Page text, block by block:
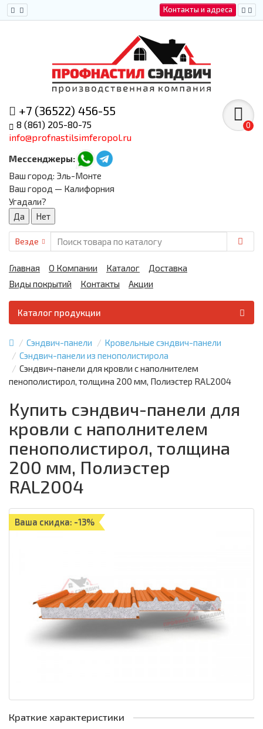
Контакты и адреса
+7 (36522) 456-55
8 (861) 205-80-75
info@profnastilsimferopol.ru
Мессенджеры:
0
Ваш город: Эль-Монте
Ваш город — Калифорния
Угадали?
Везде
Главная О Компании Каталог
Доставка
Виды покрытий
Контакты Акции
Каталог продукции
Сэндвич-панели
Кровельные сэндвич-панели
Сэндвич-панели из пенополистирола
Сэндвич-панели для кровли с наполнителем
пенополистирол, толщина 200 мм, Полиэстер RAL2004
Купить сэндвич-панели для
кровли с наполнителем
пенополистирол, толщина
200 мм, Полиэстер
RAL2004
Ваша скидка: -13%
Краткие характеристики